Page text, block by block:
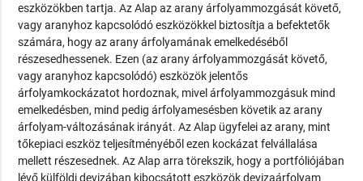
eszközökben tartja. Az Alap az arany árfolyammozgását követő,
vagy aranyhoz kapcsolódó eszközökkel biztosítja a befektetők
számára, hogy az arany árfolyamának emelkedéséből
részesedhessenek. Ezen (az arany árfolyammozgását követő,
vagy aranyhoz kapcsolódó) eszközök jelentős
árfolyamkockázatot hordoznak, mivel árfolyammozgásuk mind
emelkedésben, mind pedig árfolyamesésben követik az arany
árfolyam-változásának irányát. Az Alap ügyfelei az arany, mint
tőkepiaci eszköz teljesítményéből ezen kockázat felvállalása
mellett részesednek. Az Alap arra törekszik, hogy a portfóliójában
lévő külföldi devizában kibocsátott eszközök devizaárfolyam